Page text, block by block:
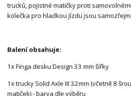
trucků, pojistné matičky proti
kolečka pro hladkou jízdu jsou
Balení obsahuje:
1x Finga desku Design 33 mm šířky
1x trucky Solid Axle III 32mm (včetně 8
matiček) - barva dle výběru